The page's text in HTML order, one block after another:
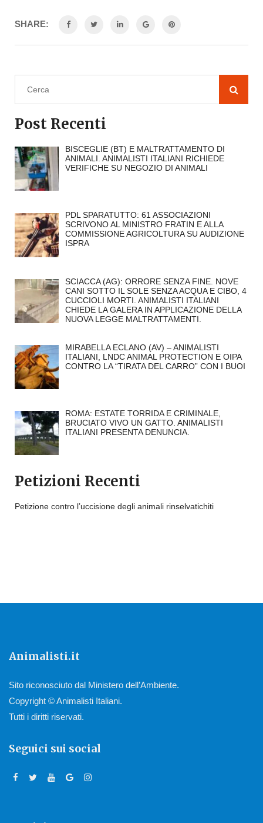
SHARE:
Post Recenti
BISCEGLIE (BT) E MALTRATTAMENTO DI
ANIMALI. ANIMALISTI ITALIANI RICHIEDE
VERIFICHE SU NEGOZIO DI ANIMALI
PDL SPARATUTTO: 61 ASSOCIAZIONI
SCRIVONO AL MINISTRO FRATIN E ALLA
COMMISSIONE AGRICOLTURA SU AUDIZIONE
ISPRA
SCIACCA (AG): ORRORE SENZA FINE. NOVE
CANI SOTTO IL SOLE SENZA ACQUA E CIBO, 4
CUCCIOLI MORTI. ANIMALISTI ITALIANI
CHIEDE LA GALERA IN APPLICAZIONE DELLA
NUOVA LEGGE MALTRATTAMENTI.
MIRABELLA ECLANO (AV) – ANIMALISTI
ITALIANI, LNDC ANIMAL PROTECTION E OIPA
CONTRO LA “TIRATA DEL CARRO” CON I BUOI
ROMA: ESTATE TORRIDA E CRIMINALE,
BRUCIATO VIVO UN GATTO. ANIMALISTI
ITALIANI PRESENTA DENUNCIA.
Petizioni Recenti
Petizione contro l’uccisione degli animali rinselvatichiti
Animalisti.it
Sito riconosciuto dal Ministero dell’Ambiente.
Copyright © Animalisti Italiani.
Tutti i diritti riservati.
Seguici sui social